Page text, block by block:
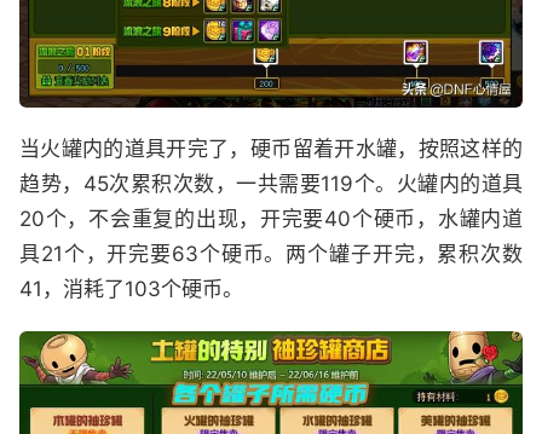
当火罐内的道具开完了，硬币留着开水罐，按照这样的
趋势，45次累积次数，一共需要119个。火罐内的道具
20个，不会重复的出现，开完要40个硬币，水罐内道
具21个，开完要63个硬币。两个罐子开完，累积次数
41，消耗了103个硬币。